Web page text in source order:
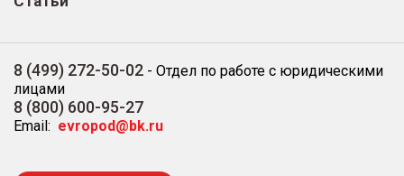
8 (499) 272-50-02 - Отдел по работе с юридическими
лицами
8 (800) 600-95-27
Email: evropod@bk.ru